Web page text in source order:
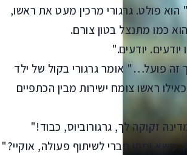
הוא פולט. גרגורי מרכין מעט את ראשו,
כמו מתנצל בטון צורם.
יודעים."
זה פועל…" אומר גרגורי בקול של ילד
ראשו צומח ישירות מבין הכתפיים
זקוקה לך, גרגורוביוס, כבוד!"
משא ומתן חברי לשיתוף פעולה, אוקיי?"